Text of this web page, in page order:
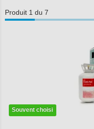
Produit 1 du 7
Souvent choisi